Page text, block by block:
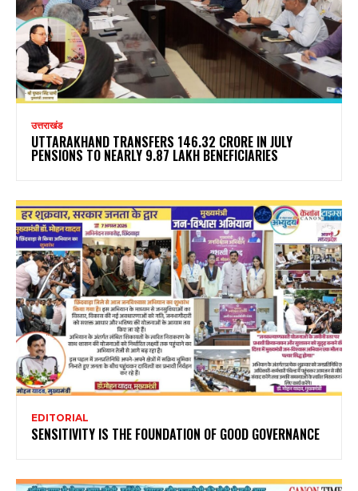
उत्तराखंड
UTTARAKHAND TRANSFERS ₹146.32 CRORE IN JULY
PENSIONS TO NEARLY 9.87 LAKH BENEFICIARIES
EDITORIAL
SENSITIVITY IS THE FOUNDATION OF GOOD GOVERNANCE